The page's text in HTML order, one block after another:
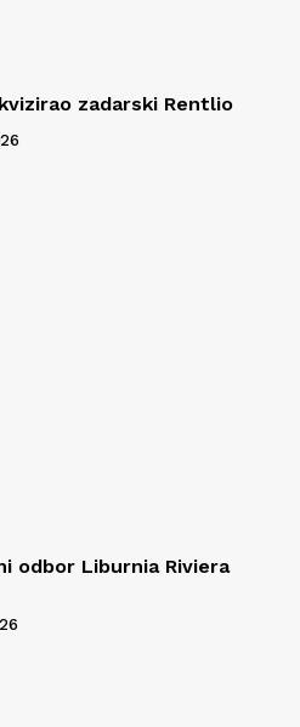
zadarski Rentlio
odbor Liburnia Riviera